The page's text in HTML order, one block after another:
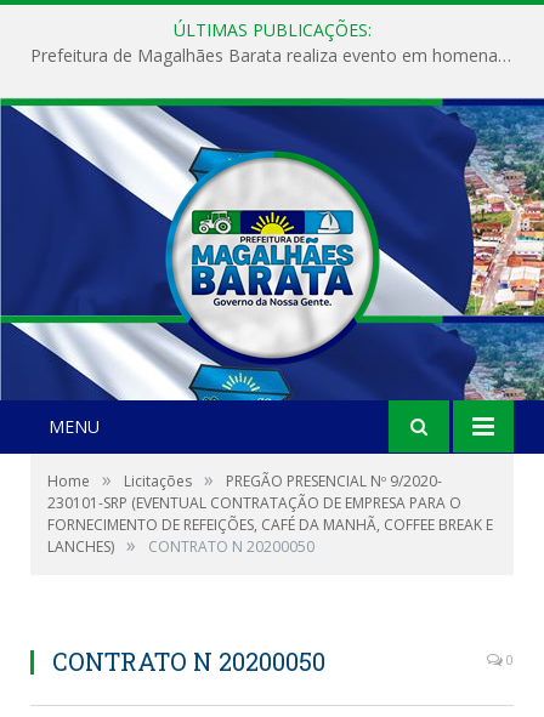
ÚLTIMAS PUBLICAÇÕES:
Prefeitura de Magalhães Barata realiza evento em homenagem ao Dia Internacional da Mulher
MENU
Home » Licitações »
PREGÃO PRESENCIAL Nº 9/2020-
230101-SRP (EVENTUAL CONTRATAÇÃO DE EMPRESA PARA O
FORNECIMENTO DE REFEIÇÕES, CAFÉ DA MANHÃ, COFFEE BREAK E
LANCHES) » CONTRATO N 20200050
CONTRATO N 20200050 0